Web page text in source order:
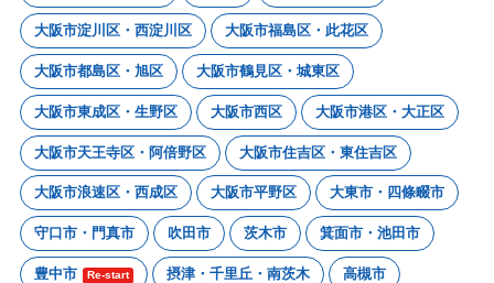
大阪市淀川区・西淀川区 大阪市福島区・此花区
大阪市都島区・旭区 大阪市鶴見区・城東区
大阪市東成区・生野区 大阪市西区 大阪市港区・大正区
大阪市天王寺区・阿倍野区 大阪市住吉区・東住吉区
大阪市浪速区・西成区 大阪市平野区 大東市・四條畷市
守口市・門真市 吹田市 茨木市 箕面市・池田市
豊中市 Re-start 摂津・千里丘・南茨木 高槻市